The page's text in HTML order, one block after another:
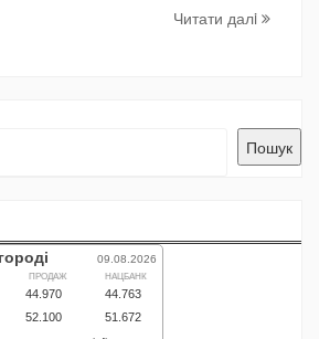
Читати далi
Пошук